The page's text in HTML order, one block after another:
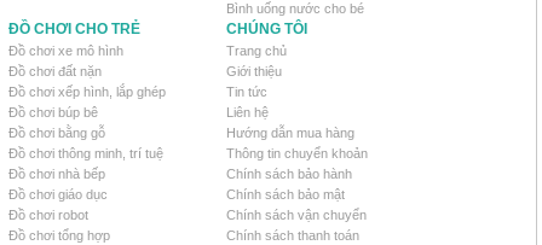
Bình uống nước cho bé
ĐỒ CHƠI CHO TRẺ
Đồ chơi xe mô hình
Đồ chơi đất nặn
Đồ chơi xếp hình, lắp ghép
Đồ chơi búp bê
Đồ chơi bằng gỗ
Đồ chơi thông minh, trí tuệ
Đồ chơi nhà bếp
Đồ chơi giáo dục
Đồ chơi robot
Đồ chơi tổng hợp
CHÚNG TÔI
Trang chủ
Giới thiệu
Tin tức
Liên hệ
Hướng dẫn mua hàng
Thông tin chuyển khoản
Chính sách bảo hành
Chính sách bảo mật
Chính sách vận chuyển
Chính sách thanh toán